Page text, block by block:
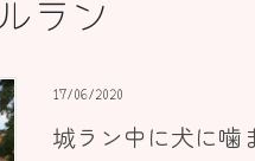
ラン
17/06/2020
城ラン中に犬に噛